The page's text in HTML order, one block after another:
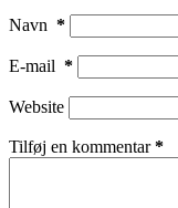
Navn *
E-mail *
Website
Tilføj en kommentar*